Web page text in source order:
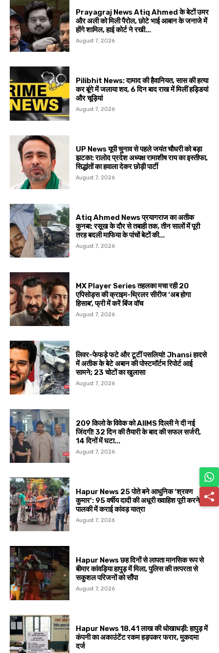
Prayagraj News Atiq Ahmed के बेटों उमर
और अली को मिली पैरोल, छोटे भाई आबान के जनाजे में
होंगे शामिल, हाई कोर्ट ने रखी...
August 7, 2026
Pilibhit News: दामाद की हैवानियत, सास की हत्या
कर बूंगे में जलाया शव, 6 दिन बाद राख में मिलीं हड्डियां
और चूड़ियां
August 7, 2026
UP News यूपी चुनाव से पहले जयंत चौधरी को बड़ा
झटका: रालोद प्रदेश अध्यक्ष रामाशीष राय का इस्तीफा,
सिद्धांतों का हवाला देकर छोड़ी पार्टी
August 7, 2026
Atiq Ahmed News प्रयागराज का अतीक
कुनबा: रसूख के दौर से तबाही तक, तीन सालों में पूरी
तरह बदली माफिया के पांचों बेटों की...
August 7, 2026
MX Player Series तहलका मचा रही 20
एपिसोड्स की क्राइम-थ्रिलर सीरीज ‘अब होगा
हिसाब’, फ्री में करें बिंज वॉच
August 7, 2026
लिवर-फेफड़े फटे और टूटीं पसलियां! Jhansi हादसे
में अतीक के बेटे अबान की पोस्टमॉर्टम रिपोर्ट आई
सामने; 23 चोटों का खुलासा
August 7, 2026
209 किलो के विवेक को AIIMS दिल्ली ने दी नई
जिंदगी! 32 दिन की तैयारी के बाद की सफल सर्जरी,
14 दिनों में घटा...
August 7, 2026
Hapur News 25 पोते बने आधुनिक ‘श्रवण
कुमार’: 95 वर्षीय दादी की अधूरी ख्वाहिश पूरी करने
पालकी में कराई कांवड़ यात्रा
August 7, 2026
Hapur News छह दिनों से लापता मानसिक रूप से
बीमार कांवड़िया हापुड़ में मिला, पुलिस की तत्परता से
सकुशल परिजनों को सौंपा
August 7, 2026
Hapur News 18.41 लाख की धोखाधड़ी: हापुड़ में
कंपनी का अकाउंटेंट रकम हड़पकर फरार, मुकदमा
दर्ज